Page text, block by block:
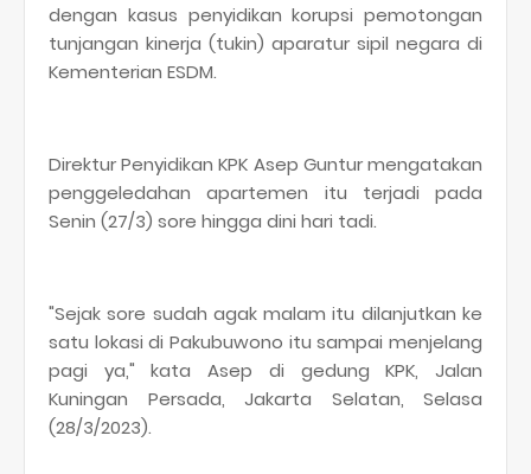
dengan kasus penyidikan korupsi pemotongan
tunjangan kinerja (tukin) aparatur sipil negara di
Kementerian ESDM.
Direktur Penyidikan KPK Asep Guntur mengatakan
penggeledahan apartemen itu terjadi pada
Senin (27/3) sore hingga dini hari tadi.
"Sejak sore sudah agak malam itu dilanjutkan ke
satu lokasi di Pakubuwono itu sampai menjelang
pagi ya," kata Asep di gedung KPK, Jalan
Kuningan Persada, Jakarta Selatan, Selasa
(28/3/2023).